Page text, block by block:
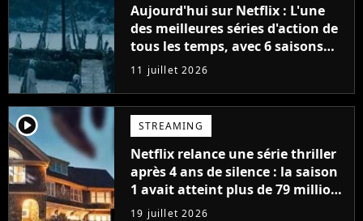
Aujourd'hui sur Netflix : L'une
des meilleures séries d'action de
tous les temps, avec 6 saisons
parfaites
11 juillet 2026
player2 STREAMING
Netflix relance une série thriller
après 4 ans de silence : la saison
1 avait atteint plus de 79 millions
de vues
19 juillet 2026